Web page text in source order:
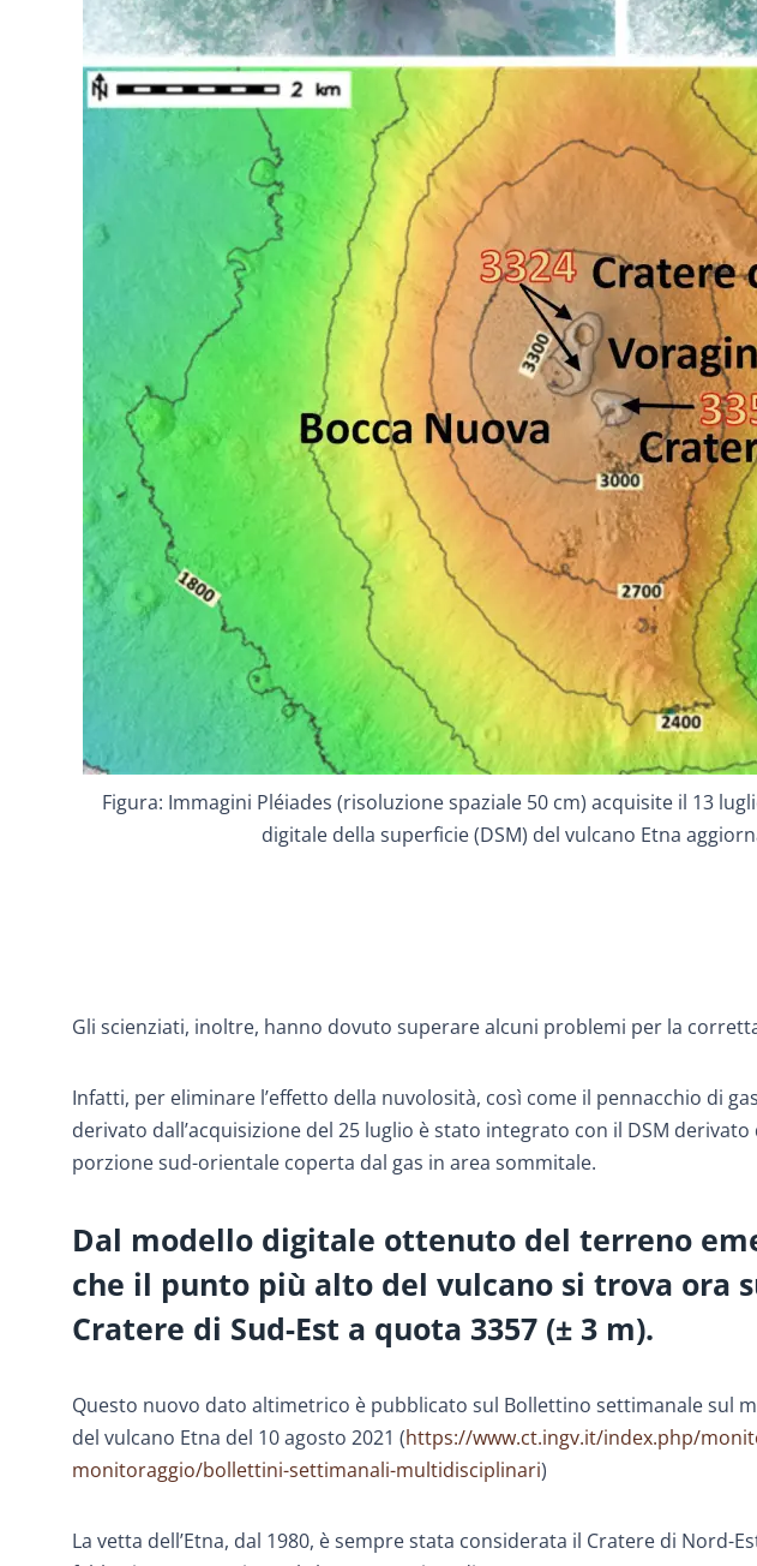
Figura: Immagini Pléiades (risoluzione spaziale 50 cm) acquisite il 13
digitale della superficie (DSM) del vulcano Etna
Gli scienziati, inoltre, hanno dovuto superare alcuni problemi per la
Infatti, per eliminare l’effetto della nuvolosità, così come il pennacchio di
derivato dall’acquisizione del 25 luglio è stato integrato con il DSM derivato
porzione sud-orientale coperta dal gas in area sommitale.
Dal modello digitale ottenuto del terreno
che il punto più alto del vulcano si trova ora
Cratere di Sud-Est a quota 3357 (± 3 m).
Questo nuovo dato altimetrico è pubblicato sul Bollettino settimanale sul
del vulcano Etna del 10 agosto 2021 (https://www.ct.ingv.it/index.php/
monitoraggio/bollettini-settimanali-multidisciplinari)
La vetta dell’Etna, dal 1980, è sempre stata considerata il Cratere di Nord-